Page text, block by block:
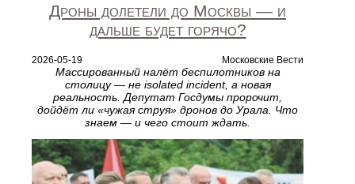
Дроны долетели до Москвы — и
дальше будет горячо?
2026-05-19 Московские Вести
Массированный налёт беспилотников на
столицу — не isolated incident, а новая
реальность. Депутат Госдумы пророчит,
дойдёт ли «чужая струя» дронов до Урала. Что
знаем — и чего стоит ждать.